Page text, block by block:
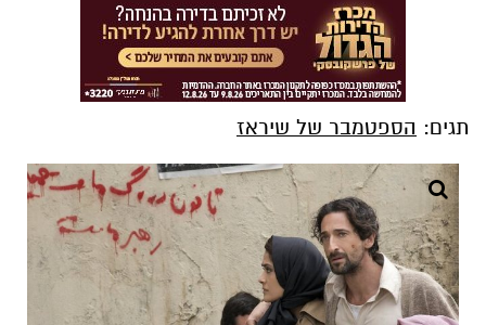
תגים: הספטמבר של שיראז